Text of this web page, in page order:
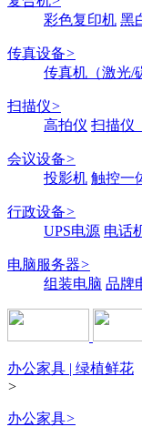
彩色复印机 黑
传真设备>
传真机（激光/
扫描仪>
高拍仪 扫描仪
会议设备>
投影机 触控一
行政设备>
UPS电源 电话
电脑服务器>
组装电脑 品牌
办公家具 | 绿植鲜花
>
办公家具>